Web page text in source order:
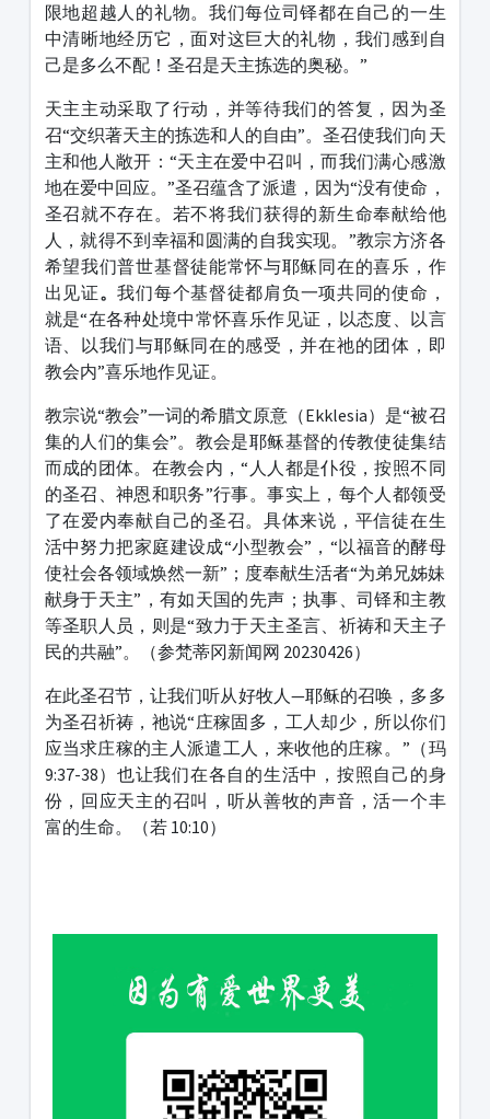
限地超越人的礼物。我们每位司铎都在自己的一生
中清晰地经历它，面对这巨大的礼物，我们感到自
己是多么不配！圣召是天主拣选的奥秘。”
天主主动采取了行动，并等待我们的答复，因为圣
召“交织著天主的拣选和人的自由”。圣召使我们向天
主和他人敞开：“天主在爱中召叫，而我们满心感激
地在爱中回应。”圣召蕴含了派遣，因为“没有使命，
圣召就不存在。若不将我们获得的新生命奉献给他
人，就得不到幸福和圆满的自我实现。”教宗方济各
希望我们普世基督徒能常怀与耶稣同在的喜乐，作
出见证。我们每个基督徒都肩负一项共同的使命，
就是“在各种处境中常怀喜乐作见证，以态度、以言
语、以我们与耶稣同在的感受，并在祂的团体，即
教会内”喜乐地作见证。
教宗说“教会”一词的希腊文原意（Ekklesia）是“被召
集的人们的集会”。教会是耶稣基督的传教使徒集结
而成的团体。在教会内，“人人都是仆役，按照不同
的圣召、神恩和职务”行事。事实上，每个人都领受
了在爱内奉献自己的圣召。具体来说，平信徒在生
活中努力把家庭建设成“小型教会”，“以福音的酵母
使社会各领域焕然一新”；度奉献生活者“为弟兄姊妹
献身于天主”，有如天国的先声；执事、司铎和主教
等圣职人员，则是“致力于天主圣言、祈祷和天主子
民的共融”。（参梵蒂冈新闻网 20230426）
在此圣召节，让我们听从好牧人—耶稣的召唤，多多
为圣召祈祷，祂说“庄稼固多，工人却少，所以你们
应当求庄稼的主人派遣工人，来收他的庄稼。 ”（玛
9:37-38）也让我们在各自的生活中，按照自己的身
份，回应天主的召叫，听从善牧的声音，活一个丰
富的生命。（若 10:10）